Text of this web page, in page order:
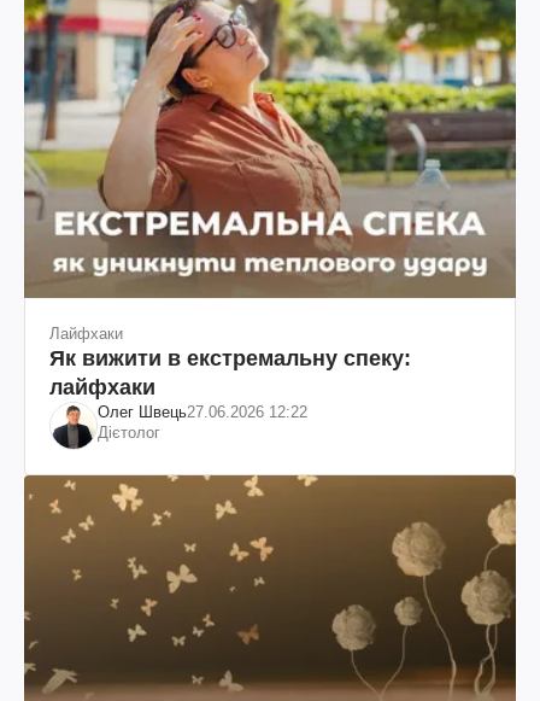
Лайфхаки
Як вижити в екстремальну спеку:
лайфхаки
Олег Швець27.06.2026 12:22
Дієтолог